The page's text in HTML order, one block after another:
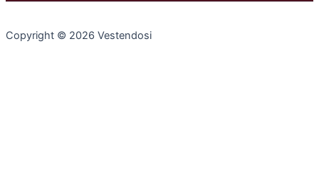
Copyright © 2026 Vestendosi